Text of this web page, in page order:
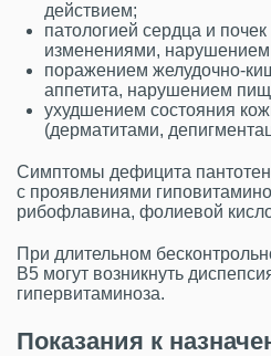
действием;
патологией сердца и
изменениями,
поражением желудочно-
аппетита, нарушением
ухудшением состояния
(дерматитами,
Симптомы дефицита
с проявлениями
рибофлавина, фолиевой
При длительном
В5 могут возникнуть
гипервитаминоза.
Показания к